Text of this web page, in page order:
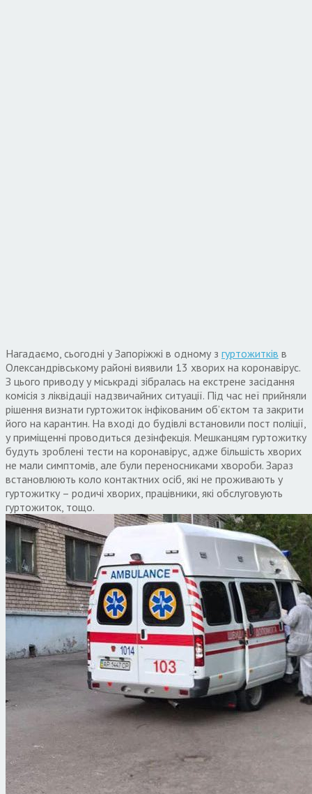
Нагадаємо, сьогодні у Запоріжжі в одному з гуртожитків в
Олександрівському районі виявили 13 хворих на коронавірус.
З цього приводу у міськраді зібралась на екстрене засідання
комісія з ліквідації надзвичайних ситуації. Під час неї прийняли
рішення визнати гуртожиток інфікованим об’єктом та закрити
його на карантин. На вході до будівлі встановили пост поліції,
у приміщенні проводиться дезінфекція. Мешканцям гуртожитку
будуть зроблені тести на коронавірус, адже більшість хворих
не мали симптомів, але були переносниками хвороби. Зараз
встановлюють коло контактних осіб, які не проживають у
гуртожитку – родичі хворих, працівники, які обслуговують
гуртожиток, тощо.